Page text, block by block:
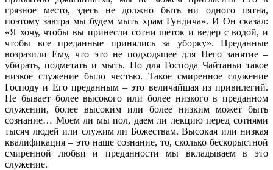
грязное место, здесь не должно быть ни одного пятна,
поэтому завтра мы будем мыть храм Гундича». И Он сказал:
«Я хочу, чтобы вы принесли сотни щеток и ведер с водой, и
чтобы все преданные принялись за уборку». Преданные
возразили Ему, что это не подходящее для Него занятие –
убирать, подметать и мыть. Но для Господа Чайтаньи такое
низкое служение было честью. Такое смиренное служение
Господу и Его преданным – это величайшая из привилегий.
Не бывает более высокого или более низкого в преданном
служении, более высоким или более низким может быть
сознание… Моем ли мы пол, даем ли лекцию перед сотнями
тысяч людей или служим ли Божествам. Высокая или низкая
квалификация – это наше сознание, то, сколько бескорыстной
смиренной любви и преданности мы вкладываем в это
служение.